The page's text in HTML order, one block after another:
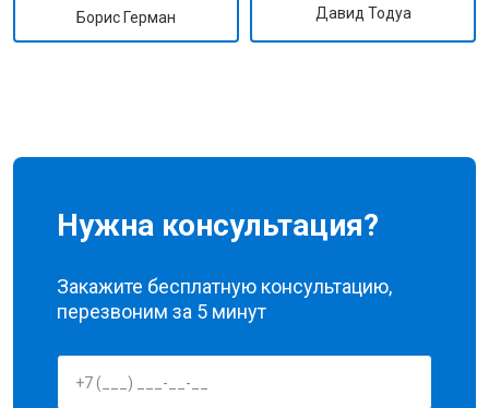
Борис Герман Давид Тодуа
Нужна консультация?
Закажите бесплатную консультацию,
перезвоним за 5 минут